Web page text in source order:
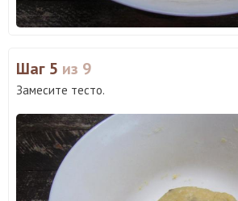
Шаг 5 из 9
Замесите тесто.